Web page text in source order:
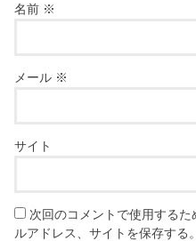
名前 ※
メール ※
サイト
次回のコメントで使用する
ルアドレス、サイトを保存する。